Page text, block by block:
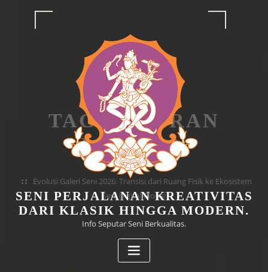
SENI PERJALANAN KREATIVITAS
DARI KLASIK HINGGA MODERN.
Info Seputar Seni Berkualitas.
TAG PAMERAN
LUKISAN
Home
Evolusi Galeri Seni 2026: Transisi dari Ruang Fisik ke Ekosistem
Seni Digital Global